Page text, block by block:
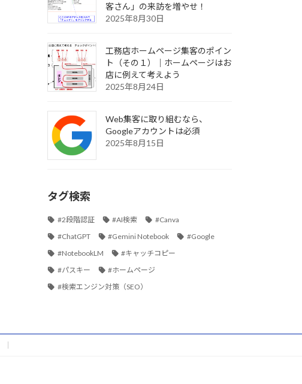
客さん」の来訪を増やせ！
2025年8月30日
工務店ホームページ集客のポイン
ト（その１）｜ホームページはお
店に例えて考えよう
2025年8月24日
Web集客に取り組むなら、
Googleアカウントは必須
2025年8月15日
タグ検索
#2段階認証 #AI検索
#Canva
#ChatGPT
#Gemini Notebook
#Google
#NotebookLM
#キャッチコピー
#パスキー
#ホームページ
#検索エンジン対策（SEO）